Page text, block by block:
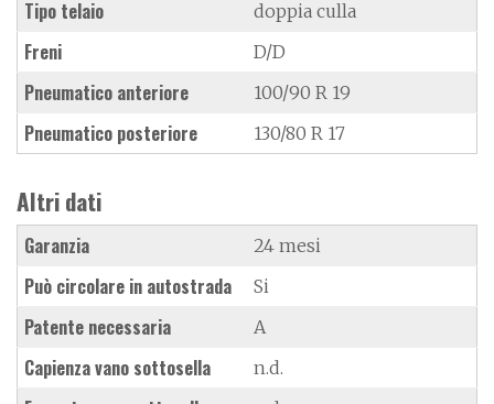
Tipo telaio doppia culla
Freni D/D
Pneumatico anteriore 100/90 R 19
Pneumatico posteriore 130/80 R 17
Altri dati
Garanzia 24 mesi
Può circolare in autostrada Si
Patente necessaria A
Capienza vano sottosella n.d.